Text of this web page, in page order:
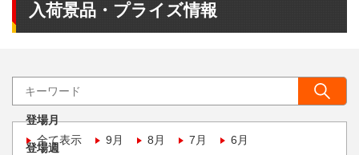
入荷景品・プライズ情報
登場月
全て表示
9月 8月 7月 6月
登場週